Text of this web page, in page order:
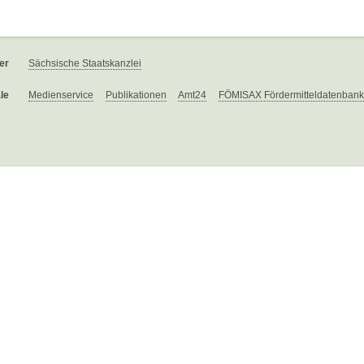
Sächsische Staatskanzlei
Medienservice Publikationen Amt24 FÖMISAX Fördermitteldatenbank